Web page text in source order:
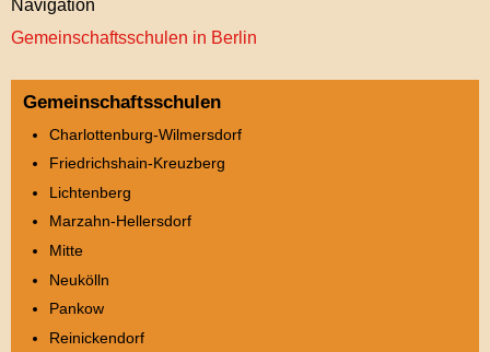
Navigation
Gemeinschaftsschulen in Berlin
Gemeinschaftsschulen
Charlottenburg-Wilmersdorf
Friedrichshain-Kreuzberg
Lichtenberg
Marzahn-Hellersdorf
Mitte
Neukölln
Pankow
Reinickendorf